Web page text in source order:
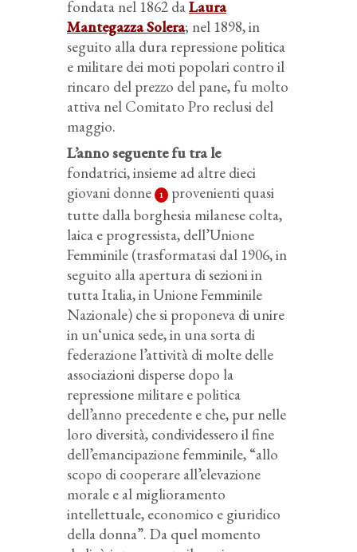
fondata nel 1862 daLaura
Mantegazza Solera; nel 1898, in
seguito alla dura repressione politica
e militare dei moti popolari contro il
rincaro del prezzo del pane, fu molto
attiva nel Comitato Pro reclusi del
maggio.
L’anno seguente fu tra le
fondatrici, insieme ad altre dieci
giovani donne
1
provenienti quasi
tutte dalla borghesia milanese colta,
laica e progressista, dell’Unione
Femminile (trasformatasi dal 1906, in
seguito alla apertura di sezioni in
tutta Italia, in Unione Femminile
Nazionale) che si proponeva di unire
in un‘unica sede, in una sorta di
federazione l’attività di molte delle
associazioni disperse dopo la
repressione militare e politica
dell’anno precedente e che, pur nelle
loro diversità, condividessero il fine
dell’emancipazione femminile, “allo
scopo di cooperare all’elevazione
morale e al miglioramento
intellettuale, economico e giuridico
della donna”. Da quel momento